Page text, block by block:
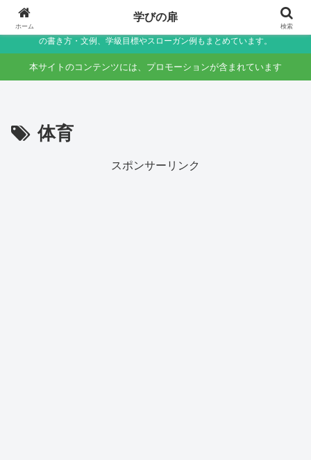
小学生〜未就学児の保護者向け家庭学習・学校生活サポートサイト～助詞・言
葉の違いなど国語のつまずきをやさしく解説しつつ、学校生活で役立つ連絡帳
の書き方・文例、学級目標やスローガン例もまとめています。
本サイトのコンテンツには、プロモーションが含まれています
体育
スポンサーリンク
ホーム
学びの扉
検索